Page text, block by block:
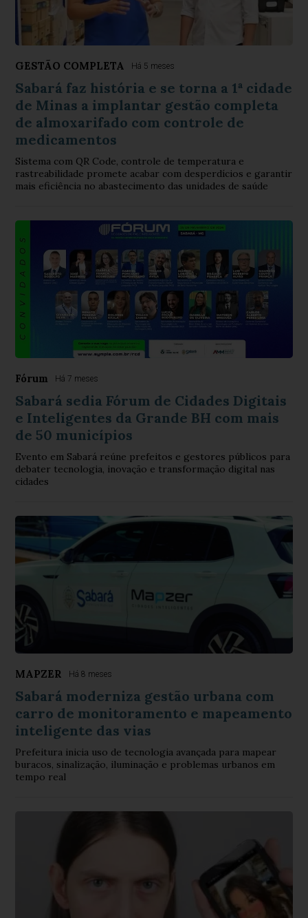
GESTÃO COMPLETA Há 5 meses
Sabará faz história e se torna a 1ª cidade
de Minas a implantar gestão completa
de almoxarifado com controle de
medicamentos
Sistema com QR Code, controle de temperatura e
rastreabilidade promete acabar com desperdícios e garantir
mais eficiência no abastecimento das unidades de saúde
Fórum Há 7 meses
Sabará sedia Fórum de Cidades Digitais
e Inteligentes da Grande BH com mais
de 50 municípios
Evento em Sabará reúne prefeitos e gestores públicos para
debater tecnologia, inovação e transformação digital nas
cidades
MAPZER Há 8 meses
Sabará moderniza gestão urbana com
carro de monitoramento e mapeamento
inteligente das vias
Prefeitura inicia uso de tecnologia avançada para mapear
buracos, sinalização, iluminação e problemas urbanos em
tempo real